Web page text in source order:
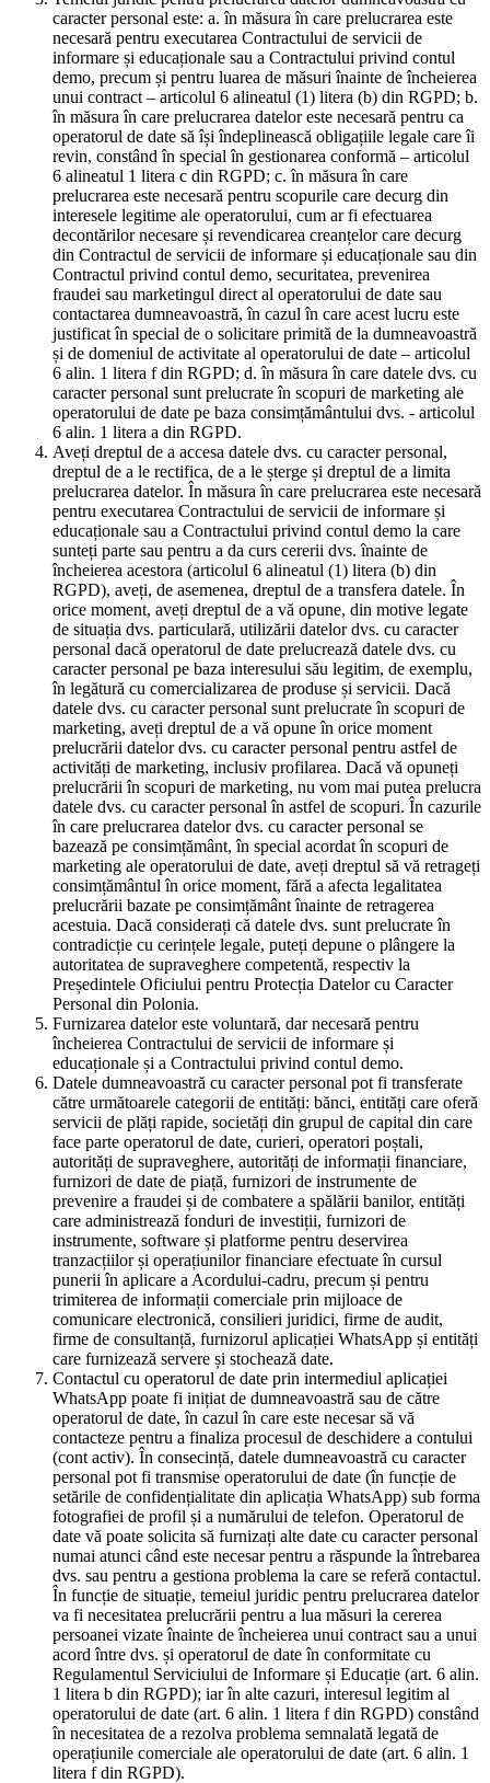
caracter personal este: a. în măsura în care prelucrarea este
necesară pentru executarea Contractului de servicii de
informare și educaționale sau a Contractului privind contul
demo, precum și pentru luarea de măsuri înainte de încheierea
unui contract – articolul 6 alineatul (1) litera (b) din RGPD; b.
în măsura în care prelucrarea datelor este necesară pentru ca
operatorul de date să își îndeplinească obligațiile legale care îi
revin, constând în special în gestionarea conformă – articolul
6 alineatul 1 litera c din RGPD; c. în măsura în care
prelucrarea este necesară pentru scopurile care decurg din
interesele legitime ale operatorului, cum ar fi efectuarea
decontărilor necesare și revendicarea creanțelor care decurg
din Contractul de servicii de informare și educaționale sau din
Contractul privind contul demo, securitatea, prevenirea
fraudei sau marketingul direct al operatorului de date sau
contactarea dumneavoastră, în cazul în care acest lucru este
justificat în special de o solicitare primită de la dumneavoastră
și de domeniul de activitate al operatorului de date – articolul
6 alin. 1 litera f din RGPD; d. în măsura în care datele dvs. cu
caracter personal sunt prelucrate în scopuri de marketing ale
operatorului de date pe baza consimțământului dvs. - articolul
6 alin. 1 litera a din RGPD.
Aveți dreptul de a accesa datele dvs. cu caracter personal,
dreptul de a le rectifica, de a le șterge și dreptul de a limita
prelucrarea datelor. În măsura în care prelucrarea este necesară
pentru executarea Contractului de servicii de informare și
educaționale sau a Contractului privind contul demo la care
sunteți parte sau pentru a da curs cererii dvs. înainte de
încheierea acestora (articolul 6 alineatul (1) litera (b) din
RGPD), aveți, de asemenea, dreptul de a transfera datele. În
orice moment, aveți dreptul de a vă opune, din motive legate
de situația dvs. particulară, utilizării datelor dvs. cu caracter
personal dacă operatorul de date prelucrează datele dvs. cu
caracter personal pe baza interesului său legitim, de exemplu,
în legătură cu comercializarea de produse și servicii. Dacă
datele dvs. cu caracter personal sunt prelucrate în scopuri de
marketing, aveți dreptul de a vă opune în orice moment
prelucrării datelor dvs. cu caracter personal pentru astfel de
activități de marketing, inclusiv profilarea. Dacă vă opuneți
prelucrării în scopuri de marketing, nu vom mai putea prelucra
datele dvs. cu caracter personal în astfel de scopuri. În cazurile
în care prelucrarea datelor dvs. cu caracter personal se
bazează pe consimțământ, în special acordat în scopuri de
marketing ale operatorului de date, aveți dreptul să vă retrageți
consimțământul în orice moment, fără a afecta legalitatea
prelucrării bazate pe consimțământ înainte de retragerea
acestuia. Dacă considerați că datele dvs. sunt prelucrate în
contradicție cu cerințele legale, puteți depune o plângere la
autoritatea de supraveghere competentă, respectiv la
Președintele Oficiului pentru Protecția Datelor cu Caracter
Personal din Polonia.
Furnizarea datelor este voluntară, dar necesară pentru
încheierea Contractului de servicii de informare și
educaționale și a Contractului privind contul demo.
Datele dumneavoastră cu caracter personal pot fi transferate
către următoarele categorii de entități: bănci, entități care oferă
servicii de plăți rapide, societăți din grupul de capital din care
face parte operatorul de date, curieri, operatori poștali,
autorități de supraveghere, autorități de informații financiare,
furnizori de date de piață, furnizori de instrumente de
prevenire a fraudei și de combatere a spălării banilor, entități
care administrează fonduri de investiții, furnizori de
instrumente, software și platforme pentru deservirea
tranzacțiilor și operațiunilor financiare efectuate în cursul
punerii în aplicare a Acordului-cadru, precum și pentru
trimiterea de informații comerciale prin mijloace de
comunicare electronică, consilieri juridici, firme de audit,
firme de consultanță, furnizorul aplicației WhatsApp și entități
care furnizează servere și stochează date.
Contactul cu operatorul de date prin intermediul aplicației
WhatsApp poate fi inițiat de dumneavoastră sau de către
operatorul de date, în cazul în care este necesar să vă
contacteze pentru a finaliza procesul de deschidere a contului
(cont activ). În consecință, datele dumneavoastră cu caracter
personal pot fi transmise operatorului de date (în funcție de
setările de confidențialitate din aplicația WhatsApp) sub forma
fotografiei de profil și a numărului de telefon. Operatorul de
date vă poate solicita să furnizați alte date cu caracter personal
numai atunci când este necesar pentru a răspunde la întrebarea
dvs. sau pentru a gestiona problema la care se referă contactul.
În funcție de situație, temeiul juridic pentru prelucrarea datelor
va fi necesitatea prelucrării pentru a lua măsuri la cererea
persoanei vizate înainte de încheierea unui contract sau a unui
acord între dvs. și operatorul de date în conformitate cu
Regulamentul Serviciului de Informare și Educație (art. 6 alin.
1 litera b din RGPD); iar în alte cazuri, interesul legitim al
operatorului de date (art. 6 alin. 1 litera f din RGPD) constând
în necesitatea de a rezolva problema semnalată legată de
operațiunile comerciale ale operatorului de date (art. 6 alin. 1
litera f din RGPD).